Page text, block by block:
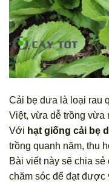
Cải bẹ dưa là loại rau
Việt, vừa dễ trồng vừa
Với hạt giống cải bẹ
trồng quanh năm, thu
Bài viết này sẽ chia
chăm sóc để đạt